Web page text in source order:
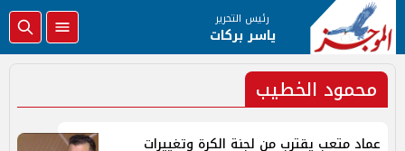
رئيس التحرير
ياسر بركات
محمود الخطيب
عماد متعب يقترب من لجنة الكرة وتغييرات